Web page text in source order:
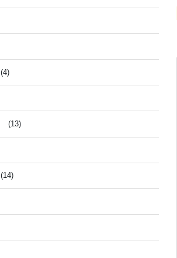
(4)
(13)
(14)